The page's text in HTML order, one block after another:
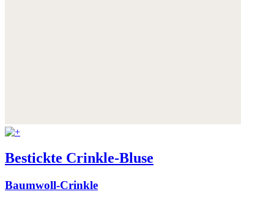
Bestickte Crinkle-Bluse
Baumwoll-Crinkle